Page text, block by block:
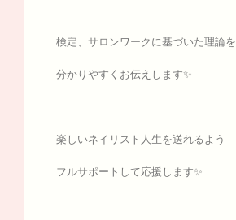
検定、サロンワークに基づいた理論を
分かりやすくお伝えします✨
楽しいネイリスト人生を送れるよう
フルサポートして応援します✨